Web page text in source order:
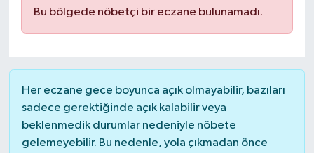
Bu bölgede nöbetçi bir eczane bulunamadı.
Her eczane gece boyunca açık olmayabilir, bazıları
sadece gerektiğinde açık kalabilir veya
beklenmedik durumlar nedeniyle nöbete
gelemeyebilir. Bu nedenle, yola çıkmadan önce